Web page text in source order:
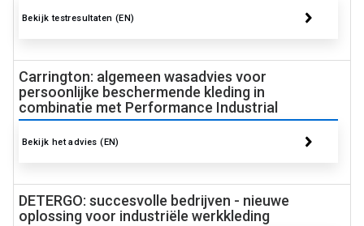
Bekijk testresultaten (EN)
Carrington: algemeen wasadvies voor
persoonlijke beschermende kleding in
combinatie met Performance Industrial
Bekijk het advies (EN)
DETERGO: succesvolle bedrijven - nieuwe
oplossing voor industriële werkkleding